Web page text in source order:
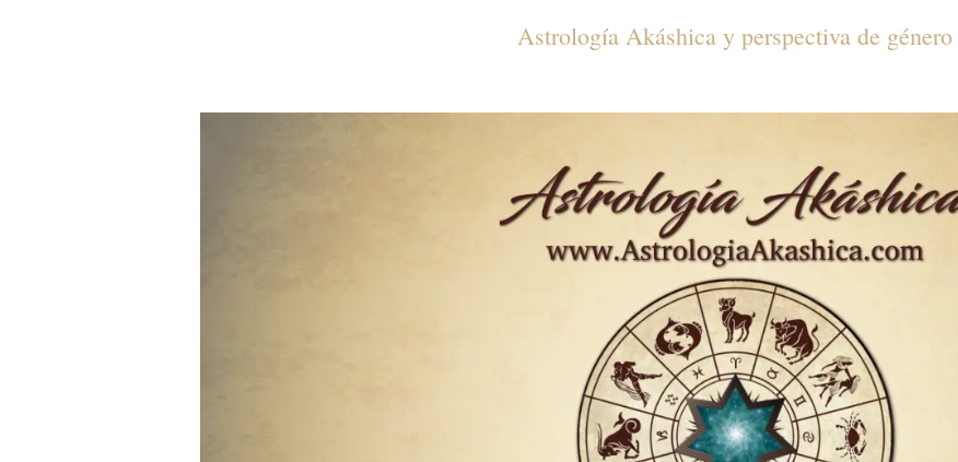
Astrología Akáshica y perspectiva de género